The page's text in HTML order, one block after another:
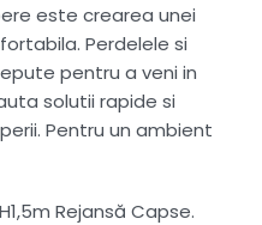
este crearea unei
Perdelele si
pentru a veni in
solutii rapide si
Pentru un ambient
Rejansă Capse.